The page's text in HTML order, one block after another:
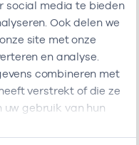
social media te bieden
Ook delen we
site met onze
en analyse.
combineren met
verstrekt of die ze
uw gebruik van hun
vestigingen